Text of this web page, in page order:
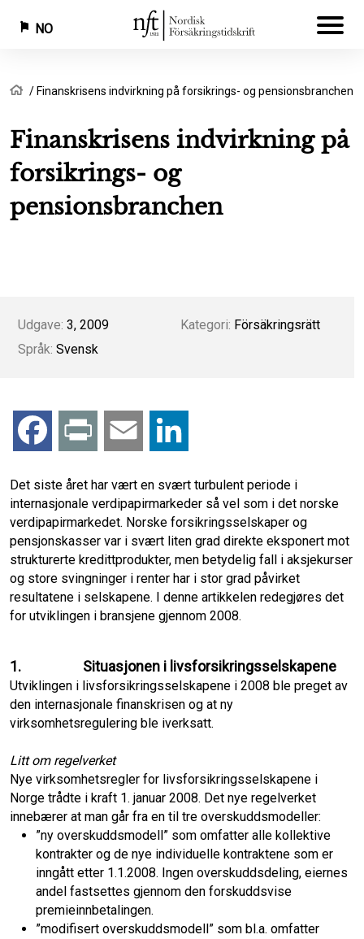
Hopp
hovedinnhold
NO
Navigasjonssti
Hjem
Finanskrisens indvirkning på forsikrings- og pensionsbranchen
Finanskrisens indvirkning på
forsikrings- og
pensionsbranchen
Udgave: 3, 2009
Språk: Svensk
Kategori: Försäkringsrätt
c
e
b
o
k
i
n
t
a
i
l
n
k
e
d
I
n
Det siste året har vært en svært turbulent periode i
internasjonale verdipapirmarkeder så vel som i det norske
verdipapirmarkedet. Norske forsikringsselskaper og
pensjonskasser var i svært liten grad direkte eksponert mot
strukturerte kredittprodukter, men betydelig fall i aksjekurser
og store svingninger i renter har i stor grad påvirket
resultatene i selskapene. I denne artikkelen redegjøres det
for utviklingen i bransjene gjennom 2008.
1. Situasjonen i livsforsikringsselskapene
Utviklingen i livsforsikringsselskapene i 2008 ble preget av
den internasjonale finanskrisen og at ny
virksomhetsregulering ble iverksatt.
Litt om regelverket
Nye virksomhetsregler for livsforsikringsselskapene i
Norge trådte i kraft 1. januar 2008. Det nye regelverket
innebærer at man går fra en til tre overskuddsmodeller:
”ny overskuddsmodell” som omfatter alle kollektive
kontrakter og de nye individuelle kontraktene som er
inngått etter 1.1.2008. Ingen overskuddsdeling, eiernes
andel fastsettes gjennom den forskuddsvise
premieinnbetalingen.
”modifisert overskuddsmodell” som bl.a. omfatter